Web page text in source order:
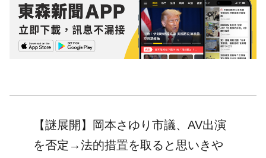
【謎展開】岡本さゆり市議、AV出演
を否定→法的措置を取ると思いきや